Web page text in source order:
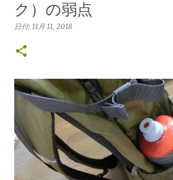
ク）の弱点
日付: 11月 11, 2018